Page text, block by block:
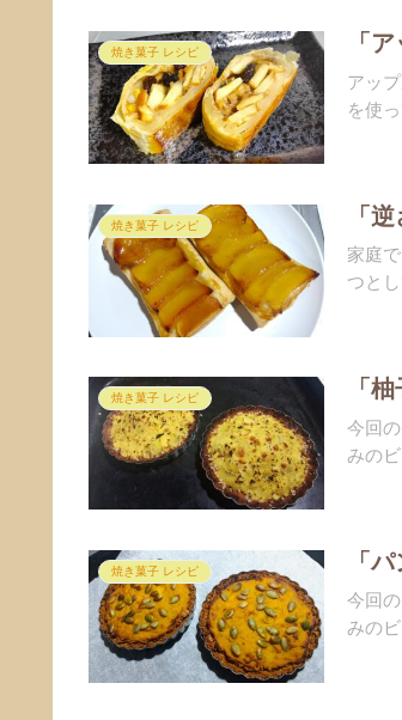
焼き菓子 レシピ 「
アッ
を使
焼き菓子 レシピ 「
家庭
つと
焼き菓子 レシピ 「
今回
みの
焼き菓子 レシピ 「
今回
みの